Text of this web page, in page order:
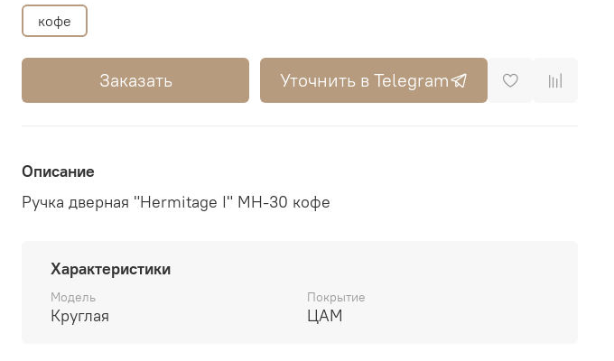
кофе
Заказать Уточнить в Telegram
Описание
Ручка дверная "Hermitage I" MH-30 кофе
Характеристики
Модель
Круглая
Покрытие
ЦАМ